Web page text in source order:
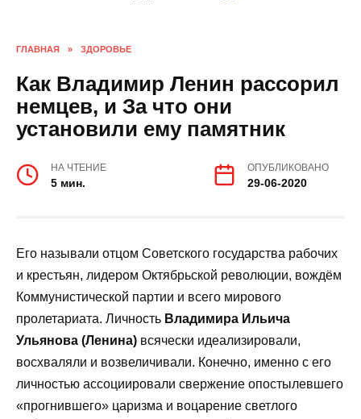
ГЛАВНАЯ » ЗДОРОВЬЕ
Как Владимир Ленин рассорил
немцев, и За что они
установили ему памятник
НА ЧТЕНИЕ
5 мин.
ОПУБЛИКОВАНО
29-06-2020
Его называли отцом Советского государства рабочих
и крестьян, лидером Октябрьской революции, вождём
Коммунистической партии и всего мирового
пролетариата. Личность Владимира Ильича
Ульянова (Ленина) всячески идеализировали,
восхваляли и возвеличивали. Конечно, именно с его
личностью ассоциировали свержение опостылевшего
«прогнившего» царизма и воцарение светлого